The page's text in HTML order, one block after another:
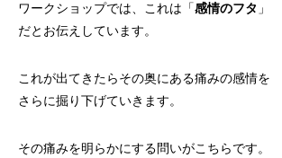
ワークショップでは、これは「感情のフタ 」
だとお伝えしています。
これが出てきたらその奥にある痛みの感情を
さらに掘り下げていきます。
その痛みを明らかにする問いがこちらです。